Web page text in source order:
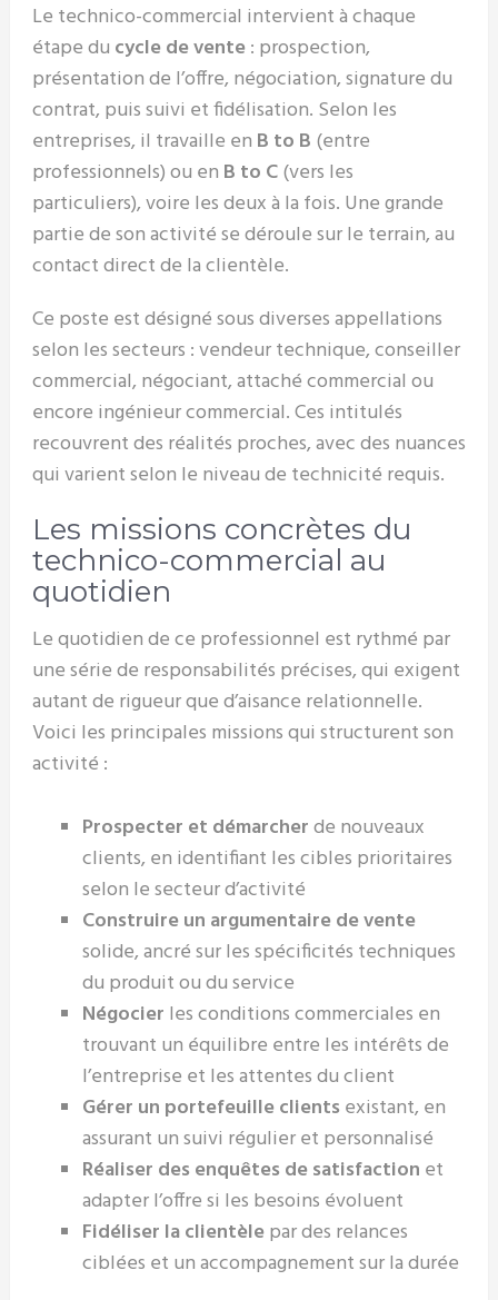
Le technico-commercial intervient à chaque
étape du cycle de vente: prospection,
présentation de l’offre, négociation, signature du
contrat, puis suivi et fidélisation. Selon les
entreprises, il travaille en B to B (entre
professionnels) ou en B to C(vers les
particuliers), voire les deux à la fois. Une grande
partie de son activité se déroule sur le terrain, au
contact direct de la clientèle.
Ce poste est désigné sous diverses appellations
selon les secteurs : vendeur technique, conseiller
commercial, négociant, attaché commercial ou
encore ingénieur commercial. Ces intitulés
recouvrent des réalités proches, avec des nuances
qui varient selon le niveau de technicité requis.
Les missions concrètes du
technico-commercial au
quotidien
Le quotidien de ce professionnel est rythmé par
une série de responsabilités précises, qui exigent
autant de rigueur que d’aisance relationnelle.
Voici les principales missions qui structurent son
activité :
Prospecter et démarcherde nouveaux
clients, en identifiant les cibles prioritaires
selon le secteur d’activité
Construire un argumentaire de vente
solide, ancré sur les spécificités techniques
du produit ou du service
Négocier les conditions commerciales en
trouvant un équilibre entre les intérêts de
l’entreprise et les attentes du client
Gérer un portefeuille clients existant, en
assurant un suivi régulier et personnalisé
Réaliser des enquêtes de satisfaction et
adapter l’offre si les besoins évoluent
Fidéliser la clientèlepar des relances
ciblées et un accompagnement sur la durée